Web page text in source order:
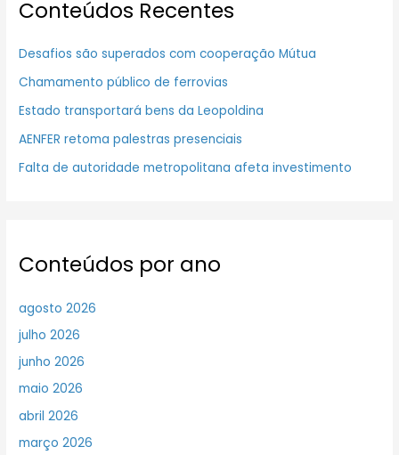
Conteúdos Recentes
Desafios são superados com cooperação Mútua
Chamamento público de ferrovias
Estado transportará bens da Leopoldina
AENFER retoma palestras presenciais
Falta de autoridade metropolitana afeta investimento
Conteúdos por ano
agosto 2026
julho 2026
junho 2026
maio 2026
abril 2026
março 2026